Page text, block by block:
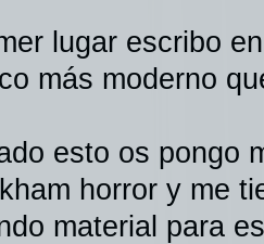
lugar escribo
más moderno
esto os pongo
horror y me
material para